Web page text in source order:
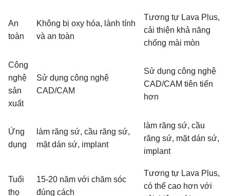
An
toàn
Không bị oxy hóa, lành tính
và an toàn
Tương tự Lava Plus,
cải thiện khả năng
chống mài mòn
Công
nghệ
sản
xuất
Sử dụng công nghệ
CAD/CAM
Sử dụng công nghệ
CAD/CAM tiên tiến
hơn
Ứng
dụng
làm răng sứ, cầu răng sứ,
mặt dán sứ, implant
làm răng sứ, cầu
răng sứ, mặt dán sứ,
implant
Tuổi
thọ
15-20 năm với chăm sóc
đúng cách
Tương tự Lava Plus,
có thể cao hơn với